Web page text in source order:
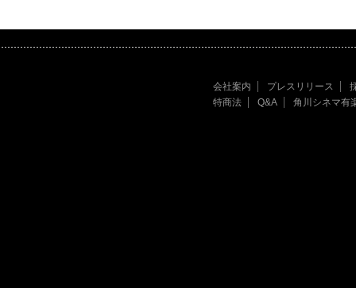
会社案内 プレスリリース
特商法
Q&A 角川シネマ有